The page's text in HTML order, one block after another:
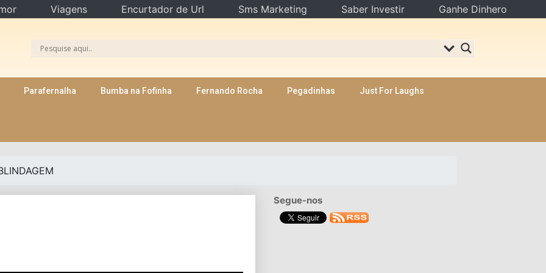
Parafernalha Bumba na Fofinha Fernando Rocha Pegadinhas Just For Laughs
Segue-nos
Viagens Encurtador de Url Sms Marketing Saber Investir Ganhe Dinhero